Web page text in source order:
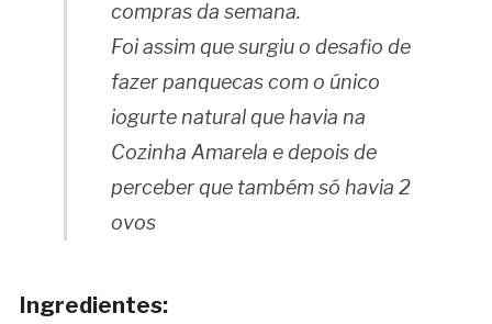
compras da semana.
Foi assim que surgiu o desafio de
fazer panquecas com o único
iogurte natural que havia na
Cozinha Amarela e depois de
perceber que também só havia 2
ovos
Ingredientes: